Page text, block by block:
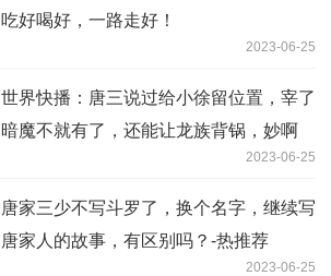
吃好喝好，一路走好！
2023-06-25
世界快播：唐三说过给小徐留位置，宰了
暗魔不就有了，还能让龙族背锅，妙啊
2023-06-25
唐家三少不写斗罗了，换个名字，继续写
唐家人的故事，有区别吗？-热推荐
2023-06-25